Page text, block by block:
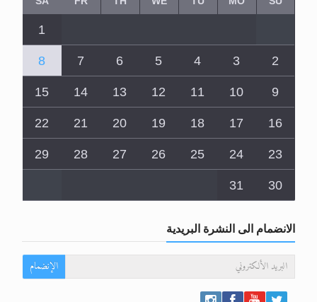
1
2
3
4
5
6
7
8
9
10
11
12
13
14
15
16
17
18
19
20
21
22
23
24
25
26
27
28
29
30
31
الانضمام الى النشرة البريدية
الإنضمام